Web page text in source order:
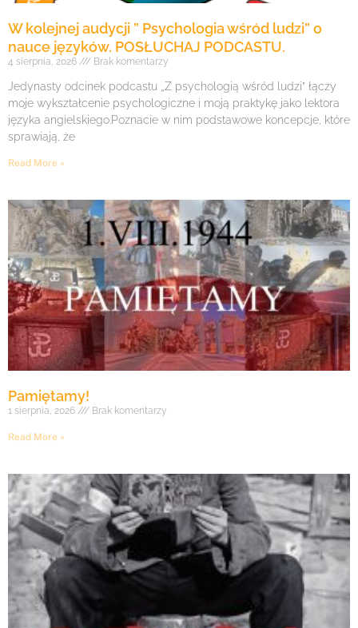
W kolejnej audycji ” Psychologia wśród ludzi” o
nauce języków. POSŁUCHAJ PODCASTU.
4 sierpnia, 2026 Brak komentarzy
Jedynasty odcinek podcastu „Z psychologią wśród ludzi” łączy
moje wykształcenie psychologiczne i moją praktykę jako lektora
języka angielskiego.Poznacie w nim podstawowe koncepcje, które
sprawiają, że
Read More »
Pamiętamy!
1 sierpnia, 2026 Brak komentarzy
Read More »